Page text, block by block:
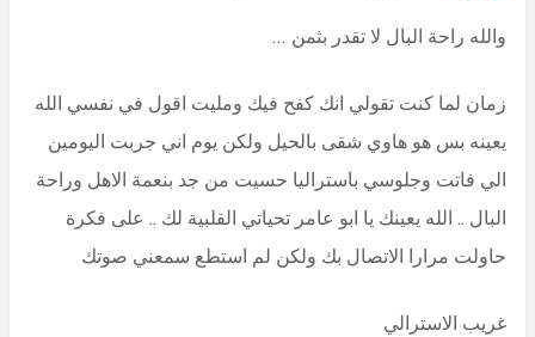
والله راحة البال لا تقدر بثمن …
زمان لما كنت تقولي انك كفح فيك ومليت اقول في نفسي الله
يعينه بس هو هاوي شقى بالحيل ولكن يوم اني جربت اليومين
الي فاتت وجلوسي باستراليا حسيت من جد بنعمة الاهل وراحة
البال .. الله يعينك يا ابو عامر تحياتي القلبية لك .. على فكرة
حاولت مرارا الاتصال بك ولكن لم استطع سمعني صوتك
غريب الاسترالي